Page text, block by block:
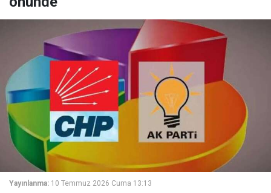
Yayınlanma: 10 Temmuz 2026 Cuma 13:13